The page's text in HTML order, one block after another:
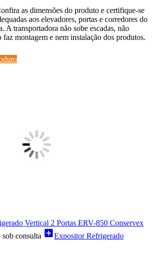
as dimensões do produto e certifique-se
aos elevadores, portas e corredores do
A transportadora não sobe escadas, não
faz montagem e nem instalação dos produtos.
Vertical 2 Portas ERV-850 Conservex
sob consulta add_boxExpositor Refrigerado